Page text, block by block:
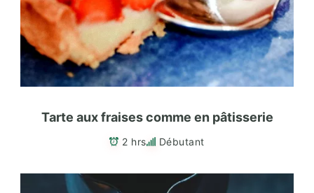
Tarte aux fraises comme en pâtisserie
2 hrs Débutant